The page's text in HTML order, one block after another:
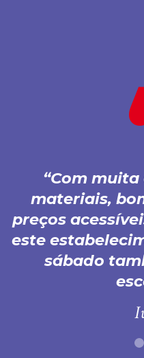
Com
materiais,
preços
este
sábado